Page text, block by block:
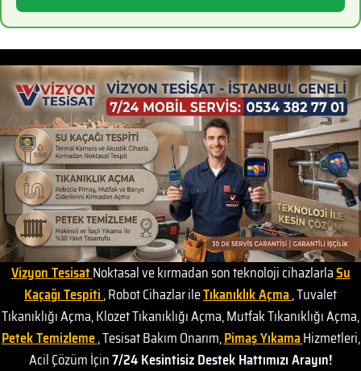
Vizyon TesisatNoktasal ve kırmadan son teknoloji cihazlarlaSu
Kaçağı Tespiti, Robot Cihazlar ileTıkanıklık Açma, Tuvalet
Tıkanıklığı Açma, Klozet Tıkanıklığı Açma, Mutfak Tıkanıklığı Açma,
Petek Temizleme, Tesisat Bakım Onarım,Pimaş YıkamaHizmetleri,
Acil Çözüm İçin7/24 Kesintisiz Destek Hattımızı Arayın!